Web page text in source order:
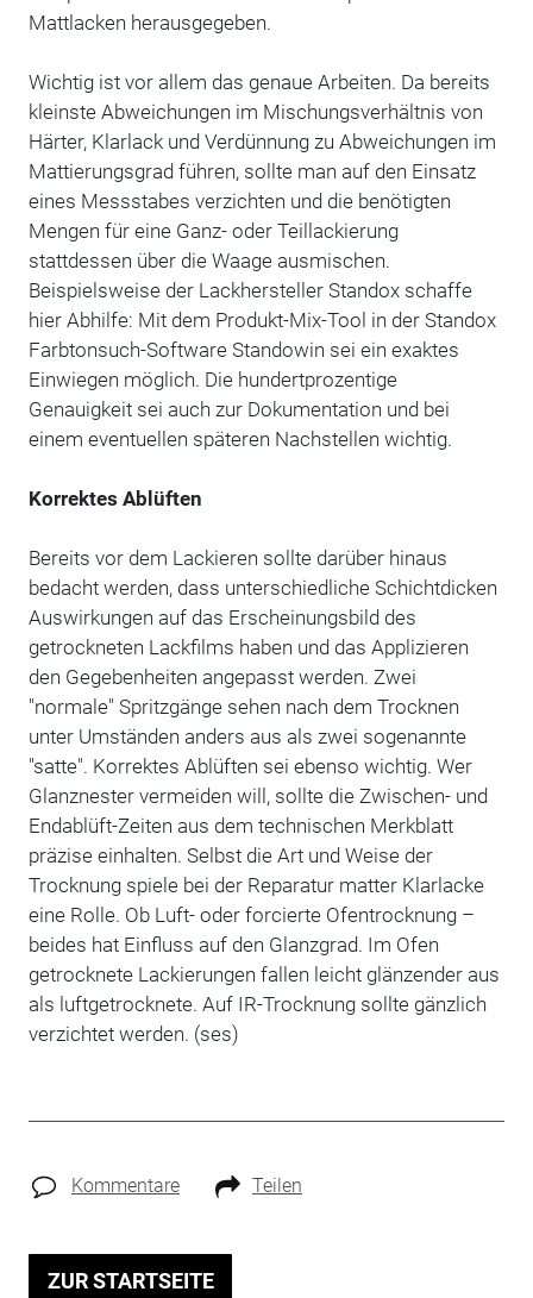
Mattlacken herausgegeben.
Wichtig ist vor allem das genaue Arbeiten. Da bereits
kleinste Abweichungen im Mischungsverhältnis von
Härter, Klarlack und Verdünnung zu Abweichungen im
Mattierungsgrad führen, sollte man auf den Einsatz
eines Messstabes verzichten und die benötigten
Mengen für eine Ganz- oder Teillackierung
stattdessen über die Waage ausmischen.
Beispielsweise der Lackhersteller Standox schaffe
hier Abhilfe: Mit dem Produkt-Mix-Tool in der Standox
Farbtonsuch-Software Standowin sei ein exaktes
Einwiegen möglich. Die hundertprozentige
Genauigkeit sei auch zur Dokumentation und bei
einem eventuellen späteren Nachstellen wichtig.
Korrektes Ablüften
Bereits vor dem Lackieren sollte darüber hinaus
bedacht werden, dass unterschiedliche Schichtdicken
Auswirkungen auf das Erscheinungsbild des
getrockneten Lackfilms haben und das Applizieren
den Gegebenheiten angepasst werden. Zwei
"normale" Spritzgänge sehen nach dem Trocknen
unter Umständen anders aus als zwei sogenannte
"satte". Korrektes Ablüften sei ebenso wichtig. Wer
Glanznester vermeiden will, sollte die Zwischen- und
Endablüft-Zeiten aus dem technischen Merkblatt
präzise einhalten. Selbst die Art und Weise der
Trocknung spiele bei der Reparatur matter Klarlacke
eine Rolle. Ob Luft- oder forcierte Ofentrocknung –
beides hat Einfluss auf den Glanzgrad. Im Ofen
getrocknete Lackierungen fallen leicht glänzender aus
als luftgetrocknete. Auf IR-Trocknung sollte gänzlich
verzichtet werden. (ses)
Kommentare Teilen
ZUR STARTSEITE